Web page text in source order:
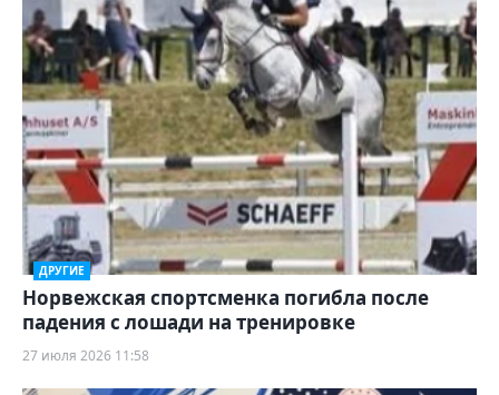
ДРУГИЕ
Норвежская спортсменка погибла после
падения с лошади на тренировке
27 июля 2026 11:58